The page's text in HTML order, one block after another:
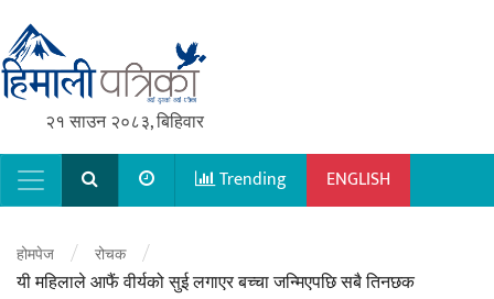
२१ साउन २०८३, बिहिवार
Main NavigationTrending ENGLISH
होमपेज / रोचक /
यी महिलाले आफैं वीर्यको सुई लगाएर बच्चा जन्मिएपछि सबै तिनछक